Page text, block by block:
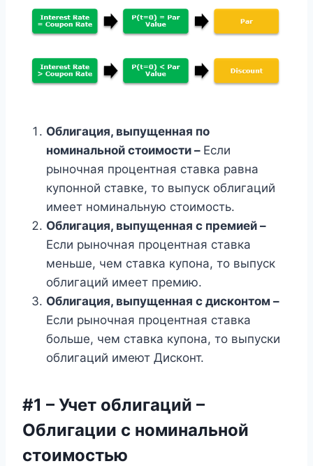
Облигация, выпущенная по
номинальной стоимости – Если
рыночная процентная ставка равна
купонной ставке, то выпуск облигаций
имеет номинальную стоимость.
Облигация, выпущенная с премией –
Если рыночная процентная ставка
меньше, чем ставка купона, то выпуск
облигаций имеет премию.
Облигация, выпущенная с дисконтом –
Если рыночная процентная ставка
больше, чем ставка купона, то выпуски
облигаций имеют Дисконт.
#1 – Учет облигаций –
Облигации с номинальной
стоимостью